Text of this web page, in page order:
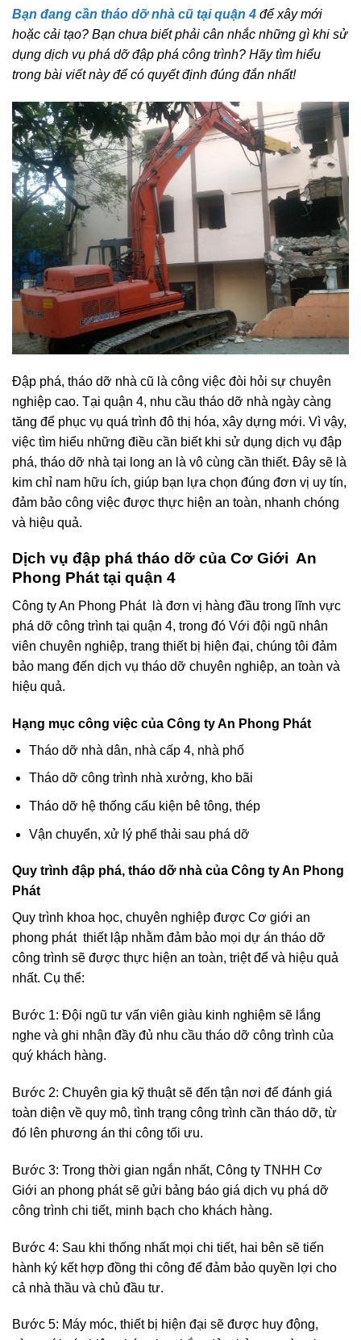
Bạn đang cần tháo dỡ nhà cũ tại quận 4 để xây mới
hoặc cải tạo? Bạn chưa biết phải cân nhắc những gì khi sử
dụng dịch vụ phá dỡ đập phá công trình? Hãy tìm hiểu
trong bài viết này để có quyết định đúng đắn nhất!
Đập phá, tháo dỡ nhà cũ là công việc đòi hỏi sự chuyên
nghiệp cao. Tại quận 4, nhu cầu tháo dỡ nhà ngày càng
tăng để phục vụ quá trình đô thị hóa, xây dựng mới. Vì vậy,
việc tìm hiểu những điều cần biết khi sử dụng dịch vụ đập
phá, tháo dỡ nhà tại long an là vô cùng cần thiết. Đây sẽ là
kim chỉ nam hữu ích, giúp bạn lựa chọn đúng đơn vị uy tín,
đảm bảo công việc được thực hiện an toàn, nhanh chóng
và hiệu quả.
Dịch vụ đập phá tháo dỡ của Cơ Giới An
Phong Phát tại quận 4
Công ty An Phong Phát là đơn vị hàng đầu trong lĩnh vực
phá dỡ công trình tại quận 4, trong đó Với đội ngũ nhân
viên chuyên nghiệp, trang thiết bị hiện đại, chúng tôi đảm
bảo mang đến dịch vụ tháo dỡ chuyên nghiệp, an toàn và
hiệu quả.
Hạng mục công việc của Công ty An Phong Phát
Tháo dỡ nhà dân, nhà cấp 4, nhà phố
Tháo dỡ công trình nhà xưởng, kho bãi
Tháo dỡ hệ thống cấu kiện bê tông, thép
Vận chuyển, xử lý phế thải sau phá dỡ
Quy trình đập phá, tháo dỡ nhà của Công ty An Phong
Phát
Quy trình khoa học, chuyên nghiệp được Cơ giới an
phong phát thiết lập nhằm đảm bảo mọi dự án tháo dỡ
công trình sẽ được thực hiện an toàn, triệt để và hiệu quả
nhất. Cụ thể:
Bước 1: Đội ngũ tư vấn viên giàu kinh nghiệm sẽ lắng
nghe và ghi nhận đầy đủ nhu cầu tháo dỡ công trình của
quý khách hàng.
Bước 2: Chuyên gia kỹ thuật sẽ đến tận nơi để đánh giá
toàn diện về quy mô, tình trạng công trình cần tháo dỡ, từ
đó lên phương án thi công tối ưu.
Bước 3: Trong thời gian ngắn nhất, Công ty TNHH Cơ
Giới an phong phát sẽ gửi bảng báo giá dịch vụ phá dỡ
công trình chi tiết, minh bạch cho khách hàng.
Bước 4: Sau khi thống nhất mọi chi tiết, hai bên sẽ tiến
hành ký kết hợp đồng thi công để đảm bảo quyền lợi cho
cả nhà thầu và chủ đầu tư.
Bước 5: Máy móc, thiết bị hiện đại sẽ được huy động,